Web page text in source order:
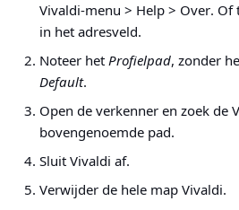
Vivaldi-menu > Help > Over. Of
in het adresveld.
Noteer het Profielpad, zonder
Default.
Open de verkenner en zoek de
bovengenoemde pad.
Sluit Vivaldi af.
Verwijder de hele map Vivaldi.